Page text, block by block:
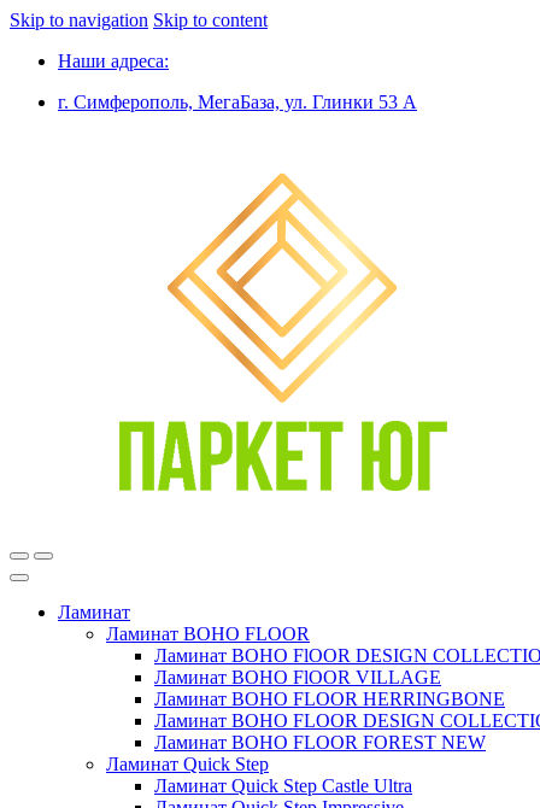
Skip to navigation Skip to content
Наши адреса:
г. Симферополь, МегаБаза, ул. Глинки 53 А
Ламинат
Ламинат BOHO FLOOR
Ламинат BOHO FlOOR DESIGN
Ламинат BOHO FlOOR VILLAGE
Ламинат BOHO FLOOR HERRINGBONE
Ламинат BOHO FLOOR DESIGN
Ламинат BOHO FLOOR FOREST NEW
Ламинат Quick Step
Ламинат Quick Step Castle Ultra